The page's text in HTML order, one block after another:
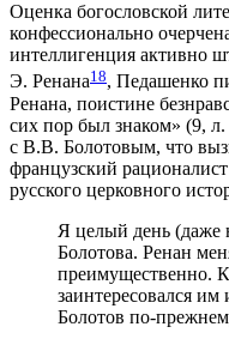
Оценка богословской
конфессионально
интеллигенция активно
Э. Ренана18, Педашенко
Ренана, поистине
сих пор был знаком» (9,
с В.В. Болотовым, что
французский
русского церковного
Я целый день (даже
Болотова. Ренан
преимущественно.
заинтересовался
Болотов по-